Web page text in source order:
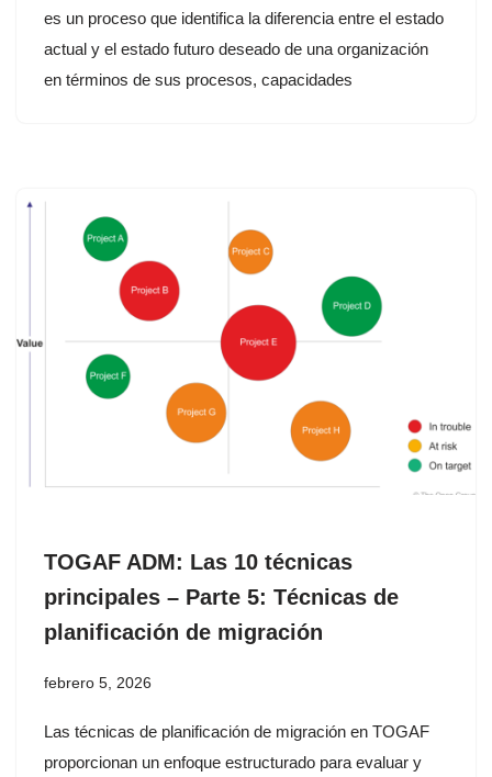
es un proceso que identifica la diferencia entre el estado
actual y el estado futuro deseado de una organización
en términos de sus procesos, capacidades
TOGAF ADM: Las 10 técnicas
principales – Parte 5: Técnicas de
planificación de migración
febrero 5, 2026
Las técnicas de planificación de migración en TOGAF
proporcionan un enfoque estructurado para evaluar y